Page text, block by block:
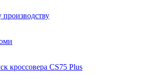
производству
кроссовера CS75 Plus